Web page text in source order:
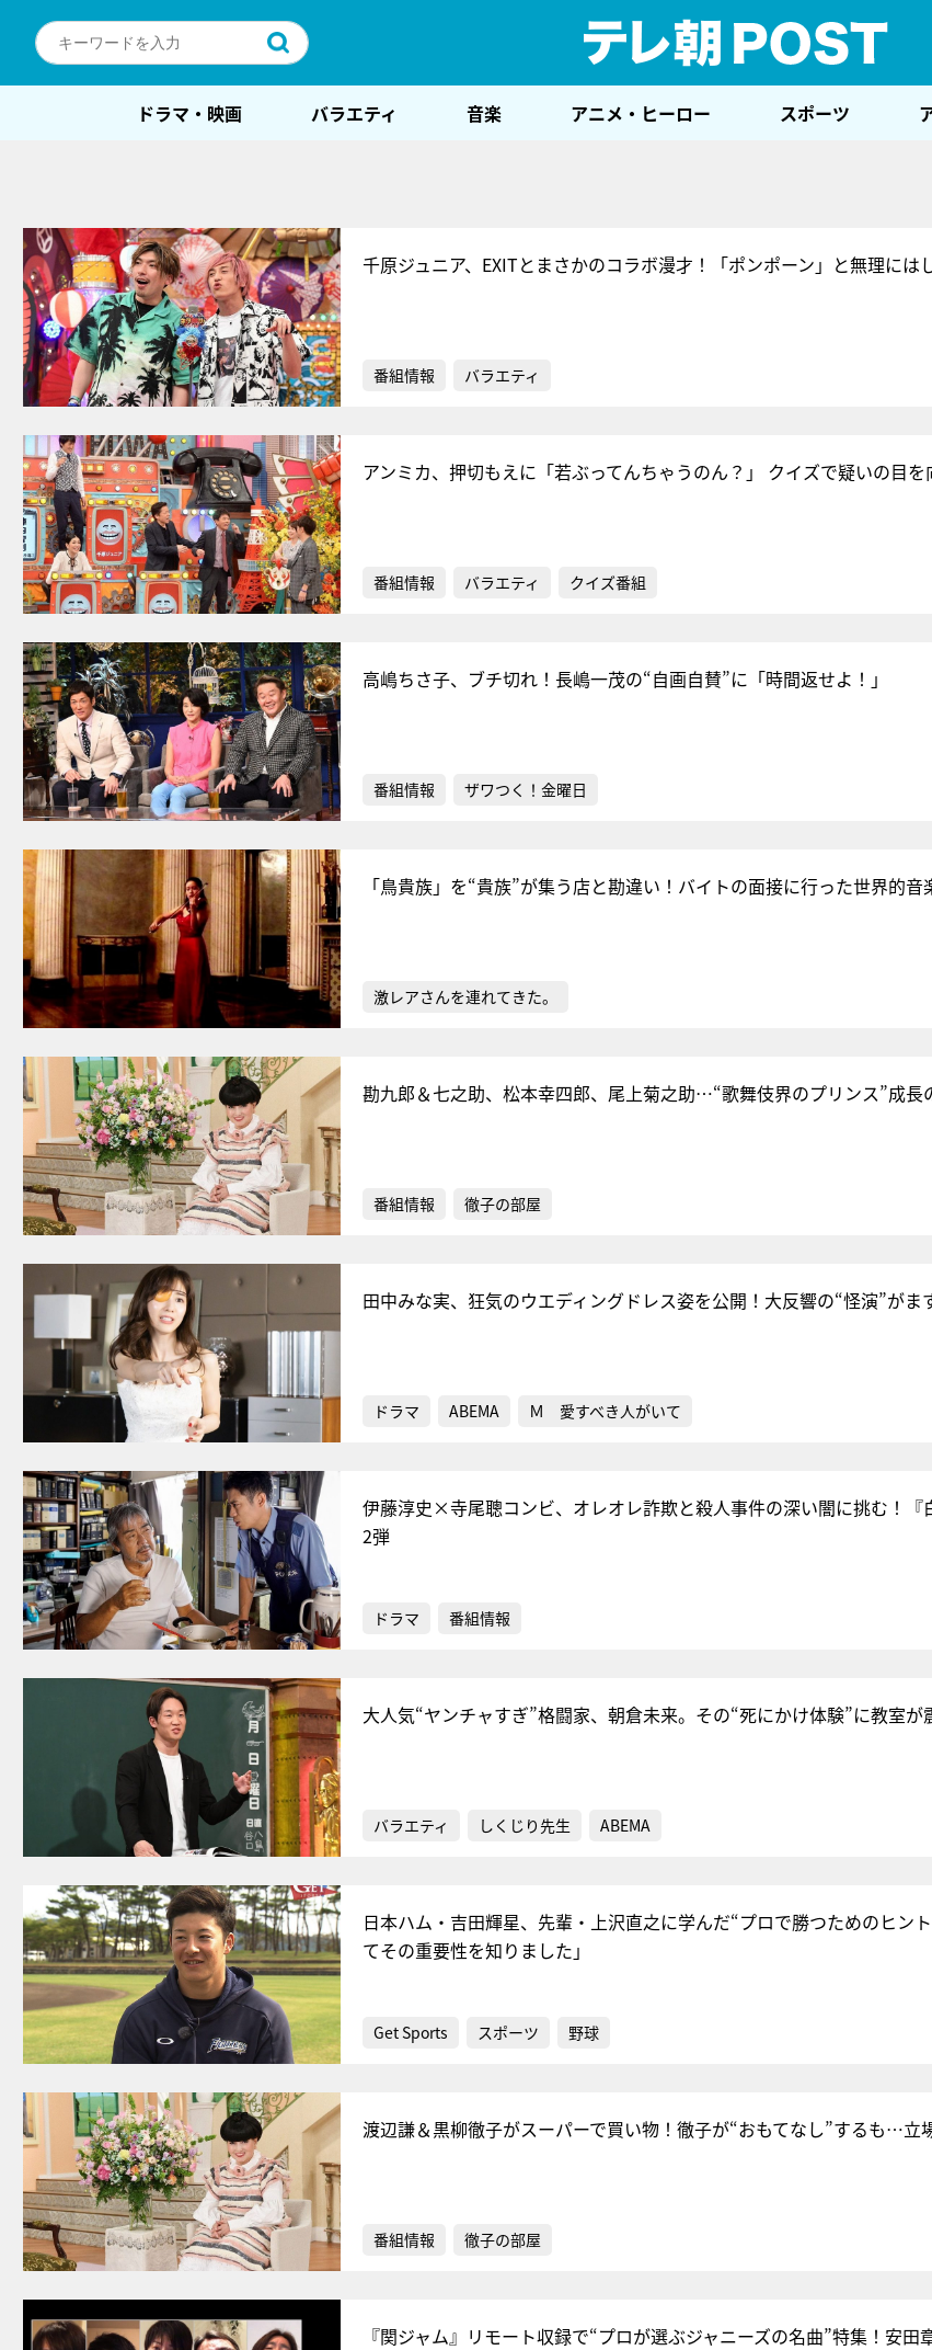
ドラマ・映画 バラエティ 音楽 アニメ・ヒーロー スポーツ
千原ジュニア、EXITとまさかのコラボ漫才！「ポンポーン」と無理に
番組情報 バラエティ
アンミカ、押切もえに「若ぶってんちゃうのん？」 クイズで疑いの目を
番組情報 バラエティ クイズ番組
高嶋ちさ子、ブチ切れ！長嶋一茂の“自画自賛”に「時間返せよ！」
番組情報 ザワつく！金曜日
「鳥貴族」を“貴族”が集う店と勘違い！バイトの面接に行った世界的音
激レアさんを連れてきた。
勘九郎＆七之助、松本幸四郎、尾上菊之助…“歌舞伎界のプリンス”成長
番組情報 徹子の部屋
田中みな実、狂気のウエディングドレス姿を公開！大反響の“怪演”がま
ドラマ ABEMA Ｍ 愛すべき人がいて
伊藤淳史×寺尾聰コンビ、オレオレ詐欺と殺人事件の深い闇に挑む！『
2弾
ドラマ 番組情報
大人気“ヤンチャすぎ”格闘家、朝倉未来。その“死にかけ体験”に教室が
バラエティ しくじり先生 ABEMA
日本ハム・吉田輝星、先輩・上沢直之に学んだ“プロで勝つためのヒン
てその重要性を知りました」
Get Sports スポーツ 野球
渡辺謙＆黒柳徹子がスーパーで買い物！徹子が“おもてなし”するも…立
番組情報 徹子の部屋
『関ジャム』リモート収録で“プロが選ぶジャニーズの名曲”特集！安田